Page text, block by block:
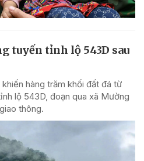
tuyến tỉnh lộ 543D sau
hàng trăm khối đất đá từ
lộ 543D, đoạn qua xã Mường
thông.